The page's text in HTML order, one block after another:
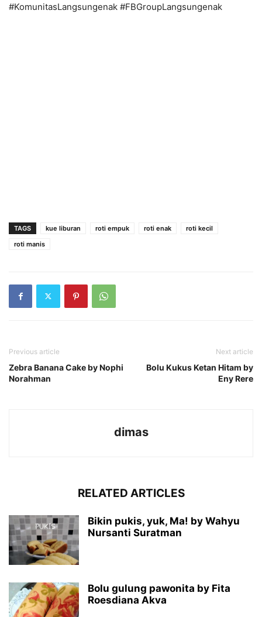
#KomunitasLangsungenak #FBGroupLangsungenak
TAGS kue liburan roti empuk roti enak
roti kecil
roti manis
Previous article
Zebra Banana Cake by Nophi
Norahman
Next article
Bolu Kukus Ketan Hitam by
Eny Rere
dimas
RELATED ARTICLES
Bikin pukis, yuk, Ma! by Wahyu
Nursanti Suratman
Bolu gulung pawonita by Fita
Roesdiana Akva